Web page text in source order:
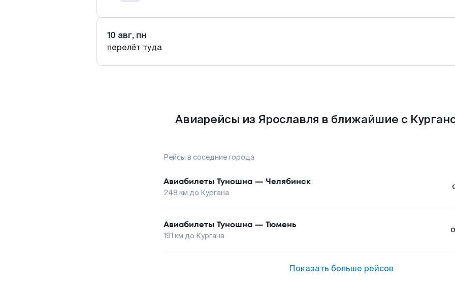
10 авг, пн
перелёт туда
Авиарейсы из Ярославля в ближайшие с
Рейсы в соседние города
Авиабилеты Туношна — Челябинск
248 км до Кургана
Авиабилеты Туношна — Тюмень
191 км до Кургана
Показать больше рейсов